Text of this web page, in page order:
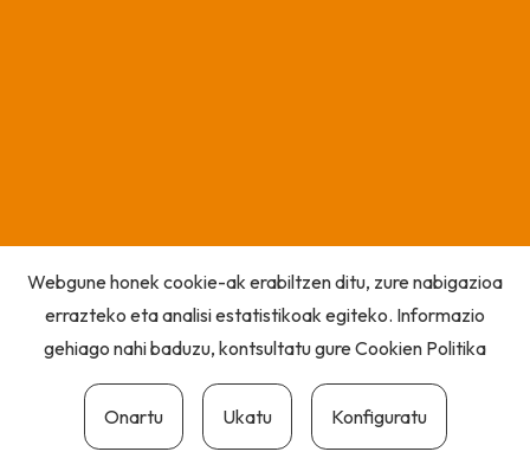
Webgune honek cookie-ak erabiltzen ditu, zure nabigazioa
errazteko eta analisi estatistikoak egiteko. Informazio
gehiago nahi baduzu, kontsultatu gureCookien Politika
Onartu Ukatu Konfiguratu